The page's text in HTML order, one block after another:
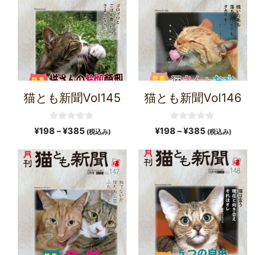
猫とも新聞Vol145
0
o
t
o
f
¥198 –¥385 (税込み)
猫とも新聞Vol146
0
o
t
o
f
¥198 –¥385 (税込み)